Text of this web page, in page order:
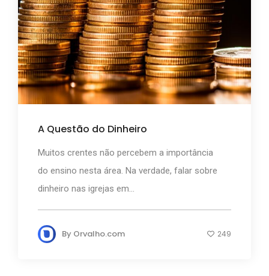
A Questão do Dinheiro
Muitos crentes não percebem a importância
do ensino nesta área. Na verdade, falar sobre
dinheiro nas igrejas em...
By Orvalho.com 249